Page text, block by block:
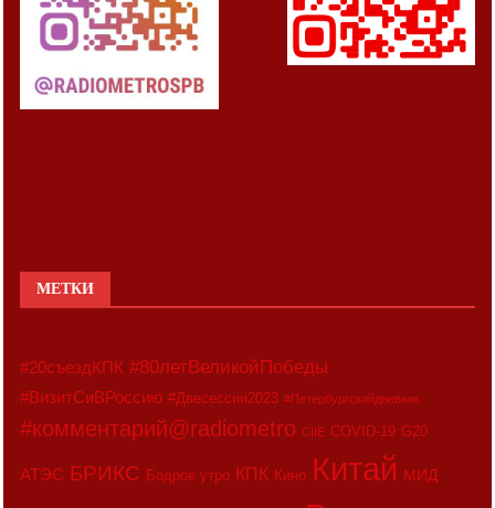
МЕТКИ
#20съездКПК #80летВеликойПобеды
#ВизитСиВРоссию #Двесессии2023 #Петербургскийдневник
#комментарий@radiometro CIIE COVID-19 G20
АТЭС БРИКС Бодрое утро КПК Кино Китай МИД